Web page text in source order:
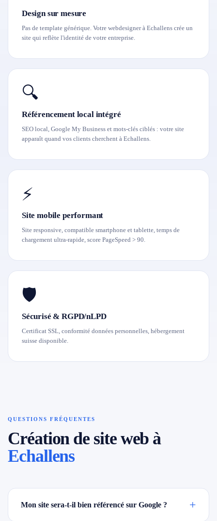
Design sur mesure
Pas de template générique. Votre webdesigner à Echallens crée un
site qui reflète l'identité de votre entreprise.
🔍
Référencement local intégré
SEO local, Google My Business et mots-clés ciblés : votre site
apparaît quand vos clients cherchent à Echallens.
⚡
Site mobile performant
Site responsive, compatible smartphone et tablette, temps de
chargement ultra-rapide, score PageSpeed > 90.
🛡️
Sécurisé & RGPD/nLPD
Certificat SSL, conformité données personnelles, hébergement
suisse disponible.
QUESTIONS FRÉQUENTES
Création de site web à
Echallens
Mon site sera-t-il bien référencé sur Google ? +